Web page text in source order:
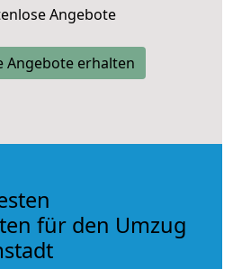
Angebote
Angebote erhalten
für den Umzug